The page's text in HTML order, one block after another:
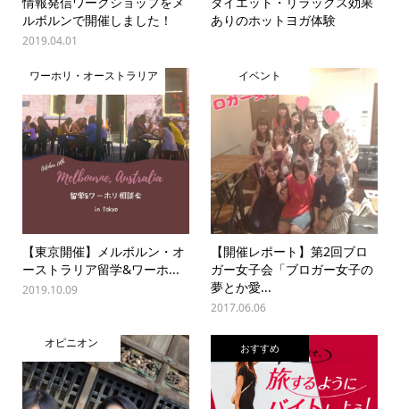
ルボルンで開催しました！
2019.04.01
ありのホットヨガ体験
ワーホリ・オーストラリア
【東京開催】メルボルン・オ
ーストラリア留学&ワーホ...
2019.10.09
イベント
【開催レポート】第2回ブロ
ガー女子会「ブロガー女子の
夢とか愛...
2017.06.06
オピニオン おすすめ